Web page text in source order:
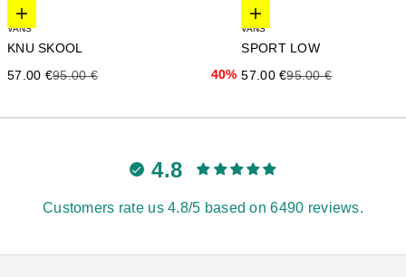
Elige opciones
VANS
KNU SKOOL
Precio de oferta
57.00 €Precio anterior
95.00 € 40%
Elige opciones
VANS
SPORT LOW
Precio de oferta
57.00 €Precio anterior
95.00 €
4.8
Customers rate us 4.8/5 based on 6490 reviews.